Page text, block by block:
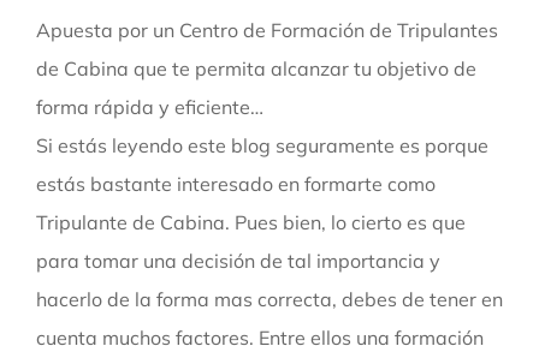
Apuesta por un Centro de Formación de Tripulantes
de Cabina que te permita alcanzar tu objetivo de
forma rápida y eficiente…
Si estás leyendo este blog seguramente es porque
estás bastante interesado en formarte como
Tripulante de Cabina. Pues bien, lo cierto es que
para tomar una decisión de tal importancia y
hacerlo de la forma mas correcta, debes de tener en
cuenta muchos factores. Entre ellos una formación